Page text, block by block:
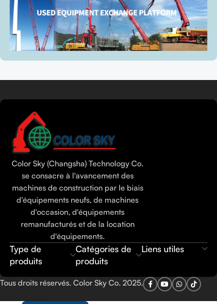
Color Sky (Changsha) Technology Co.
se consacre à l'avancement des
machines de construction par le biais
d'équipements neufs, de machines
d'occasion, d'équipements
remanufacturés et de la location
d'équipements.
Type de
produits
Catégories de
produits
Liens utiles
Tous droits réservés. Color Sky Co. 2025.
Arabic
Spanish
Indonesian
Vietnamese
Portuguese
Russian
Hindi
Urdu
Tamil